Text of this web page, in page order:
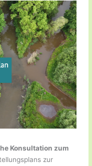
Konsultation zum
zur